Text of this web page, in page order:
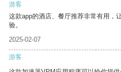
游客
这款app的酒店、餐厅推荐非常有用，
验。
2025-02-07
游客